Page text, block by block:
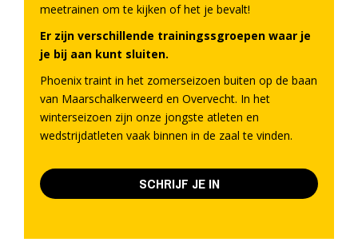
meetrainen om te kijken of het je bevalt!
Er zijn verschillende trainingssgroepen waar je
je bij aan kunt sluiten.
Phoenix traint in het zomerseizoen buiten op de baan
van Maarschalkerweerd en Overvecht. In het
winterseizoen zijn onze jongste atleten en
wedstrijdatleten vaak binnen in de zaal te vinden.
SCHRIJF JE IN